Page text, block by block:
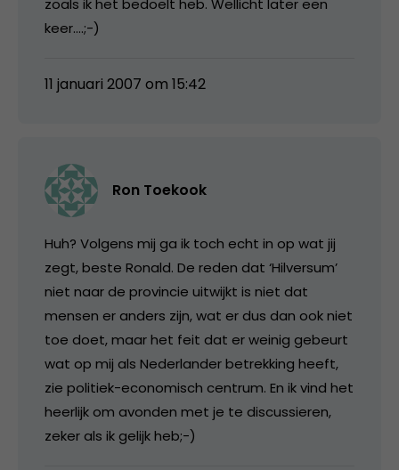
keer….;-)
11 januari 2007 om 15:42
Ron Toekook
Huh? Volgens mij ga ik toch echt in op wat jij
zegt, beste Ronald. De reden dat ‘Hilversum’
niet naar de provincie uitwijkt is niet dat
mensen er anders zijn, wat er dus dan ook niet
toe doet, maar het feit dat er weinig gebeurt
wat op mij als Nederlander betrekking heeft,
zie politiek-economisch centrum. En ik vind het
heerlijk om avonden met je te discussieren,
zeker als ik gelijk heb;-)